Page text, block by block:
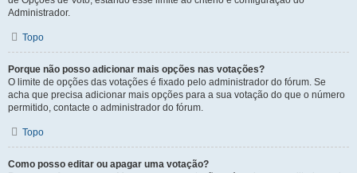
Administrador.
Topo
Porque não posso adicionar mais opções nas votações?
O limite de opções das votações é fixado pelo administrador do fórum. Se
acha que precisa adicionar mais opções para a sua votação do que o número
permitido, contacte o administrador do fórum.
Topo
Como posso editar ou apagar uma votação?